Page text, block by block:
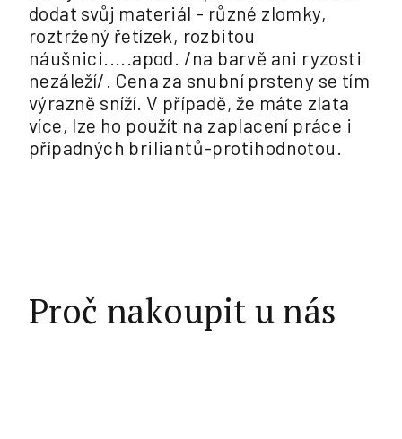
dodat svůj materiál - různé zlomky,
roztržený řetízek, rozbitou
náušnici.....apod. /na barvě ani ryzosti
nezáleží/. Cena za snubní prsteny se tím
výrazně sníží. V případě, že máte zlata
více, lze ho použít na zaplacení práce i
případných briliantů-protihodnotou.
Proč nakoupit u nás